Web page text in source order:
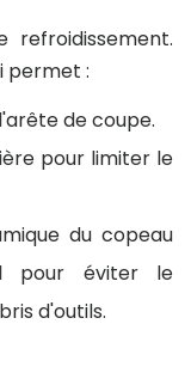
refroidissement.
permet :
de coupe.
pour limiter le
du copeau
pour éviter le
d'outils.